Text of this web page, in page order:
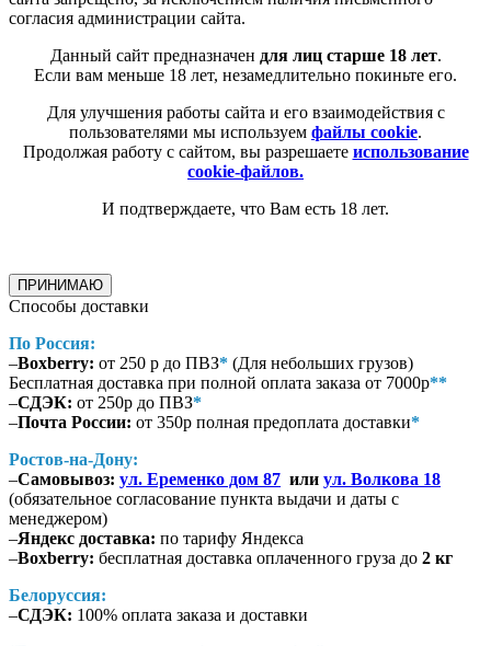
согласия администрации сайта.
Данный сайт предназначен для лиц старше 18 лет.
Если вам меньше 18 лет, незамедлительно покиньте его.
Для улучшения работы сайта и его взаимодействия с
пользователями мы используем файлы cookie.
Продолжая работу с сайтом, вы разрешаете использование
cookie-файлов.
И подтверждаете, что Вам есть 18 лет.
ПРИНИМАЮ
Способы доставки
По Россия:
–Boxberry: от 250 р до ПВЗ* (Для небольших грузов)
Бесплатная доставка при полной оплата заказа от 7000р**
–СДЭК: от 250р до ПВЗ*
–Почта России: от 350р полная предоплата доставки*
Ростов-на-Дону:
–Самовывоз: ул. Еременко дом 87 или ул. Волкова 18
(обязательное согласование пункта выдачи и даты с
менеджером)
–Яндекс доставка: по тарифу Яндекса
–Boxberry: бесплатная доставка оплаченного груза до 2 кг
Белоруссия:
–СДЭК: 100% оплата заказа и доставки